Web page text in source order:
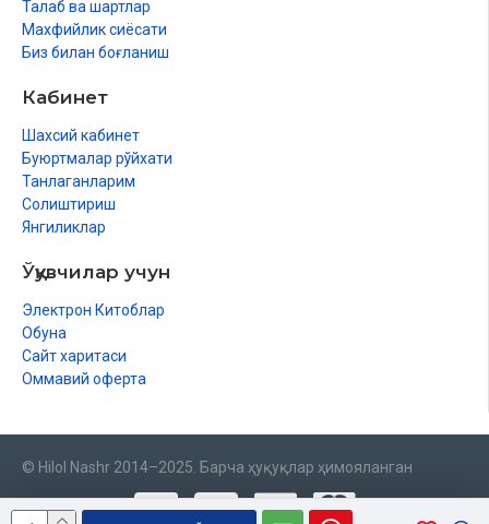
Талаб ва шартлар
Махфийлик сиёсати
Биз билан боғланиш
Кабинет
Шахсий кабинет
Буюртмалар рўйхати
Танлаганларим
Солиштириш
Янгиликлар
Ўқувчилар учун
Электрон Китоблар
Обуна
Сайт харитаси
Оммавий оферта
© Hilol Nashr 2014–2025. Барча ҳуқуқлар ҳимояланган